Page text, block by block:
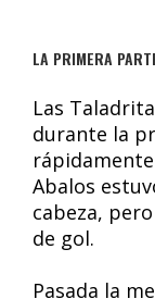
LA PRIMERA
Las
durante la
Abalos
cabeza,
de gol.
Pasada la